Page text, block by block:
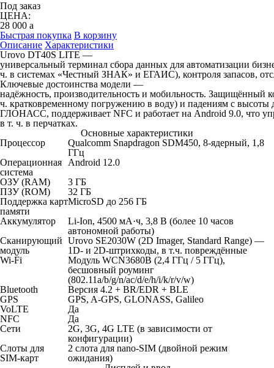
Под заказ
ЦЕНА:
28 000 a
Быстрая покупка В корзину
Описание Характеристики
Urovo DT40S LITE —
универсальный терминал сбора данных для автоматизации
ч. в системах «Честный ЗНАК» и ЕГАИС), контроля запасов,
Ключевые достоинства модели —
надёжность, производительность и мобильность. Защищённый
ч. кратковременному погружению в воду) и падениям с
ГЛОНАСС, поддерживает NFC и работает на Android 9.0, что
в т. ч. в перчатках.
Основные характеристики
Процессор
Qualcomm Snapdragon SDM450, 8‑ядерный, 1,8
ГГц
Операционная
система
Android 12.0
ОЗУ (RAM)
3 ГБ
ПЗУ (ROM)
32 ГБ
Поддержка карт
памяти
MicroSD до 256 ГБ
Аккумулятор
Li‑Ion, 4500 мА·ч, 3,8 В (более 10 часов
автономной работы)
Сканирующий
модуль
Urovo SE2030W (2D Imager, Standard Range) —
1D‑ и 2D‑штрихкоды, в т.ч. повреждённые
Wi‑Fi
Модуль WCN3680B (2,4 ГГц / 5 ГГц),
бесшовный роуминг
(802.11a/b/g/n/ac/d/e/h/i/k/r/v/w)
Bluetooth
Версия 4.2 + BR/EDR + BLE
GPS
GPS, A‑GPS, GLONASS, Galileo
VoLTE
Да
NFC
Да
Сети
2G, 3G, 4G LTE (в зависимости от
конфигурации)
Слоты для
SIM‑карт
2 слота для nano‑SIM (двойной режим
ожидания)